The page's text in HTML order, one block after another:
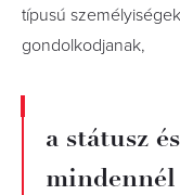
típusú
gondolkodjanak,
a státusz